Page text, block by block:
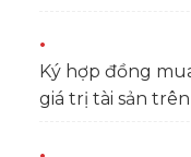
Ký hợp đồng
giá trị tài sản